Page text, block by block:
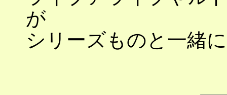
が
シリーズものと一緒